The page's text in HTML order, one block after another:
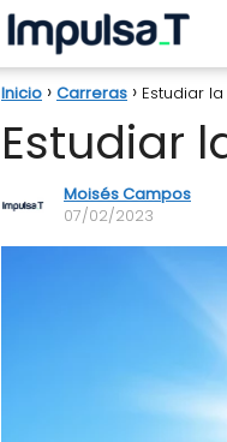
Inicio Carreras Estudiar
Estudiar
Moisés Campos
07/02/2023